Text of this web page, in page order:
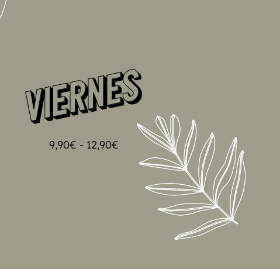
9,90€ - 12,90€
CERRADOS POR VACACIONES 🏖️
NOS VEMOS EL 31 DE AGOSTO